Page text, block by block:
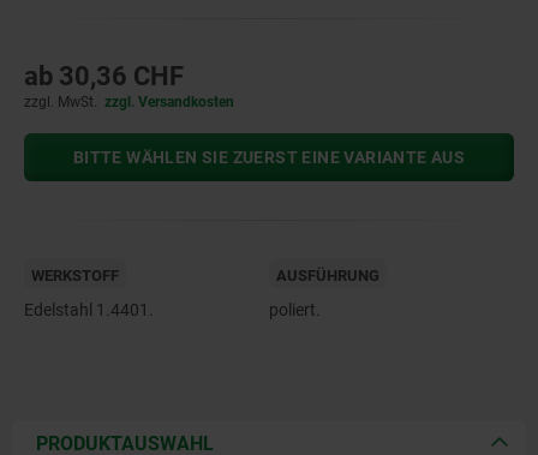
ab 30,36 CHF
zzgl. MwSt. zzgl. Versandkosten
BITTE WÄHLEN SIE ZUERST EINE VARIANTE AUS
WERKSTOFF
Edelstahl 1.4401.
AUSFÜHRUNG
poliert.
PRODUKTAUSWAHL